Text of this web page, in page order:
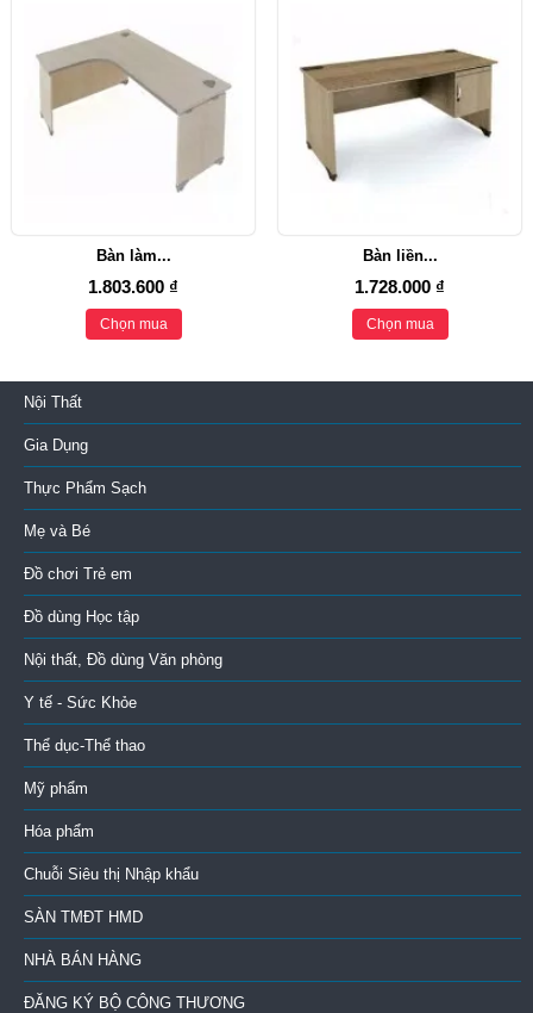
Bàn làm...
1.803.600 ₫
Chọn mua
Bàn liền...
1.728.000 ₫
Chọn mua
Nội Thất
Gia Dụng
Thực Phẩm Sạch
Mẹ và Bé
Đồ chơi Trẻ em
Đồ dùng Học tập
Nội thất, Đồ dùng Văn phòng
Y tế - Sức Khỏe
Thể dục-Thể thao
Mỹ phẩm
Hóa phẩm
Chuỗi Siêu thị Nhập khẩu
SÀN TMĐT HMD
NHÀ BÁN HÀNG
ĐĂNG KÝ BỘ CÔNG THƯƠNG